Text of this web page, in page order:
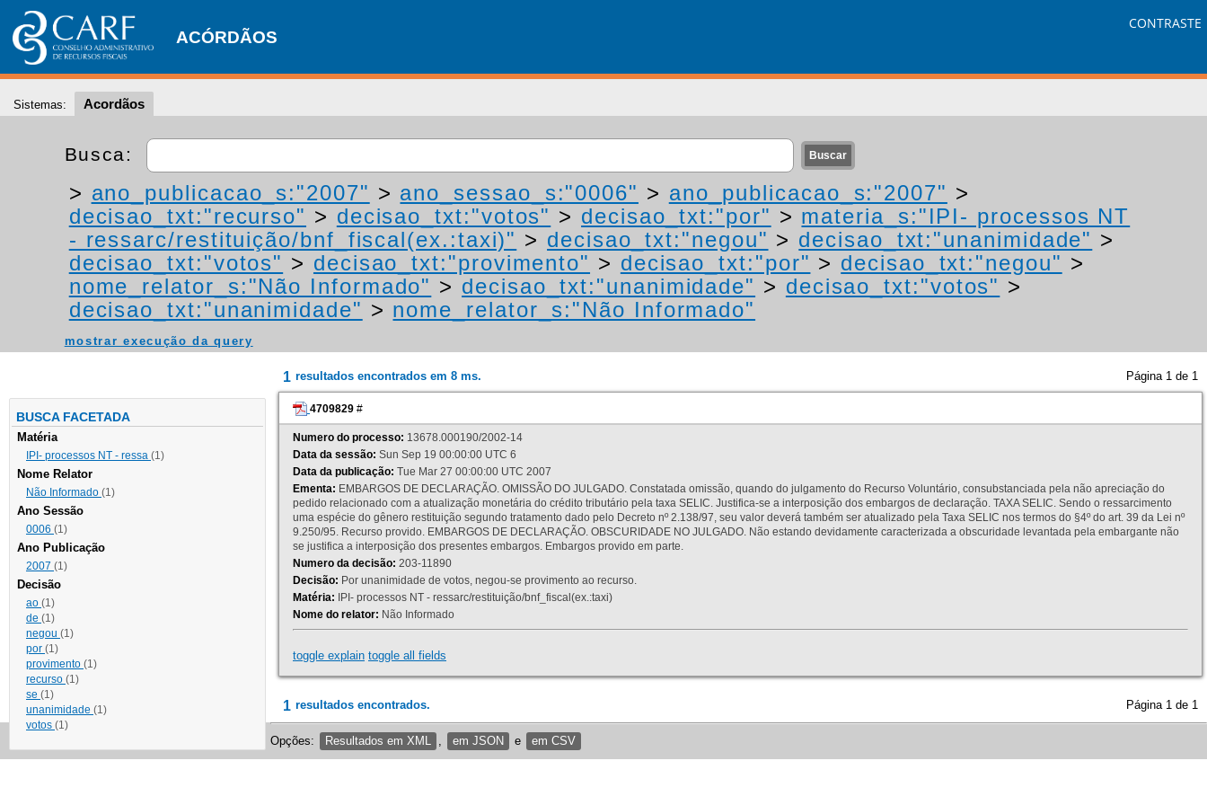
ACÓRDÃOS
CONTRASTE
Sistemas: Acordãos
Busca:
> ano_publicacao_s:"2007" > ano_sessao_s:"0006" > ano_publicacao_s:"2007" >
decisao_txt:"recurso" > decisao_txt:"votos" > decisao_txt:"por" > materia_s:"IPI- processos NT
- ressarc/restituição/bnf_fiscal(ex.:taxi)" > decisao_txt:"negou" > decisao_txt:"unanimidade" >
decisao_txt:"votos" > decisao_txt:"provimento" > decisao_txt:"por" > decisao_txt:"negou" >
nome_relator_s:"Não Informado" > decisao_txt:"unanimidade" > decisao_txt:"votos" >
decisao_txt:"unanimidade" > nome_relator_s:"Não Informado"
mostrar execução da query
BUSCA FACETADA
Matéria
IPI- processos NT - ressa (1)
Nome Relator
Não Informado (1)
Ano Sessão
0006 (1)
Ano Publicação
2007 (1)
Decisão
ao (1)
de (1)
negou (1)
por (1)
provimento (1)
recurso (1)
se (1)
unanimidade (1)
votos (1)
1 resultados encontrados em 8 ms. Página 1 de 1
4709829 #
Numero do processo: 13678.000190/2002-14
Data da sessão: Sun Sep 19 00:00:00 UTC 6
Data da publicação: Tue Mar 27 00:00:00 UTC 2007
Ementa: EMBARGOS DE DECLARAÇÃO. OMISSÃO DO JULGADO. Constatada omissão, quando do julgamento do Recurso Voluntário, consubstanciada pela não apreciação do
pedido relacionado com a atualização monetária do crédito tributário pela taxa SELIC. Justifica-se a interposição dos embargos de declaração. TAXA SELIC. Sendo o ressarcimento
uma espécie do gênero restituição segundo tratamento dado pelo Decreto nº 2.138/97, seu valor deverá também ser atualizado pela Taxa SELIC nos termos do §4º do art. 39 da Lei nº
9.250/95. Recurso provido. EMBARGOS DE DECLARAÇÃO. OBSCURIDADE NO JULGADO. Não estando devidamente caracterizada a obscuridade levantada pela embargante não
se justifica a interposição dos presentes embargos. Embargos provido em parte.
Numero da decisão: 203-11890
Decisão: Por unanimidade de votos, negou-se provimento ao recurso.
Matéria: IPI- processos NT - ressarc/restituição/bnf_fiscal(ex.:taxi)
Nome do relator: Não Informado
toggle explain toggle all fields
1 resultados encontrados. Página 1 de 1
Opções: Resultados em XML em JSON e em CSV